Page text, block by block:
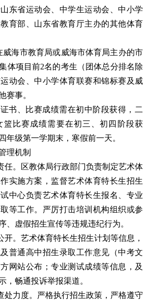
东省运动会、中学生运动会、中小学
育部、山东省教育厅主办的其他体育
威海市教育局或威海市体育局主办的市
体项目前2名的考生（团体总分排名除
动会、中小学体育联赛和锦标赛及威
赛事。
书、比赛成绩需在初中阶段获得，二
篮比赛成绩需要在初三、初四阶段获
年级第一学期末，寒假前一天。
理机制
任。区教体局行政部门负责制定艺术体
实施方案，监督艺术体育特长生招生
中心负责艺术体育特长生报名、专业
等工作。严厉打击培训机构组织或参
、虚假招生宣传等违规违纪行为。
开。艺术体育特长生招生计划等信息，
普通高中招生录取工作意见（中考文
网站公布；专业测试成绩等信息，及
，畅通投诉举报渠道。
处力度。严格执行招生政策，严格遵守